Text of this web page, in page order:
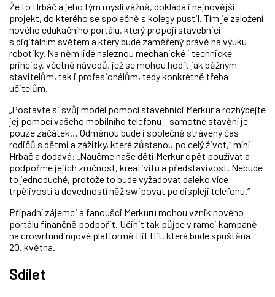
Že to Hrbáč a jeho tým myslí vážně, dokládá i nejnovější
projekt, do kterého se společně s kolegy pustil. Tím je založení
nového edukačního portálu, který propojí stavebnici
s digitálním světem a který bude zaměřený právě na výuku
robotiky. Na něm lidé naleznou mechanické i technické
principy, včetně návodů, jež se mohou hodit jak běžným
stavitelům, tak i profesionálům, tedy konkrétně třeba
učitelům.
„Postavte si svůj model pomocí stavebnici Merkur a rozhýbejte
jej pomocí vašeho mobilního telefonu – samotné stavění je
pouze začátek… Odměnou bude i společně strávený čas
rodičů s dětmi a zážitky, které zůstanou po celý život,“ míní
Hrbáč a dodává: „Naučme naše děti Merkur opět používat a
podpořme jejich zručnost, kreativitu a představivost. Nebude
to jednoduché, protože to bude vyžadovat daleko více
trpělivosti a dovedností něž swipovat po displeji telefonu.“
Případní zájemci a fanoušci Merkuru mohou vznik nového
portálu finančně podpořit. Učinit tak půjde v rámci kampaně
na crowrfundingové platformě Hit Hit, která bude spuštěna
20. května.
Sdílet